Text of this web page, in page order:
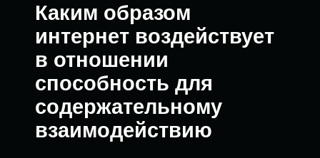
Каким образом
интернет воздействует
в отношении
способность для
содержательному
взаимодействию